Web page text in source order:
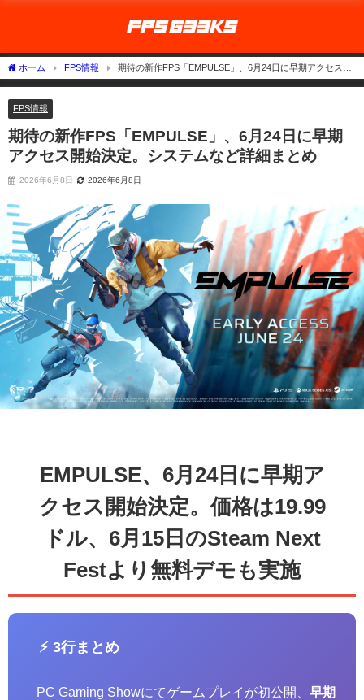
ホーム FPS情報
期待の新作FPS「EMPULSE」、6月24日に早期アクセス開
始決定。システムなど詳細まとめ
FPS情報
期待の新作FPS「EMPULSE」、6月24日に早期
アクセス開始決定。システムなど詳細まとめ
2026年6月8日 2026年6月8日
EMPULSE、6月24日に早期ア
クセス開始決定。価格は19.99
ドル、6月15日のSteam Next
Festより無料デモも実施
⚡ 3行まとめ
PC Gaming Showにてゲームプレイが初公開、 早期